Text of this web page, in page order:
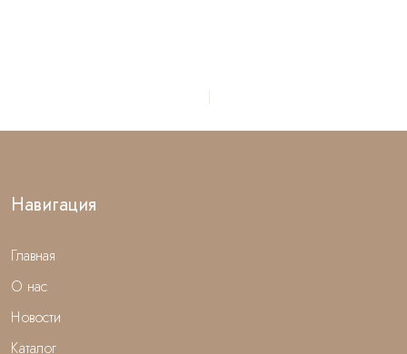
Навигация
Главная
О нас
Новости
Каталог